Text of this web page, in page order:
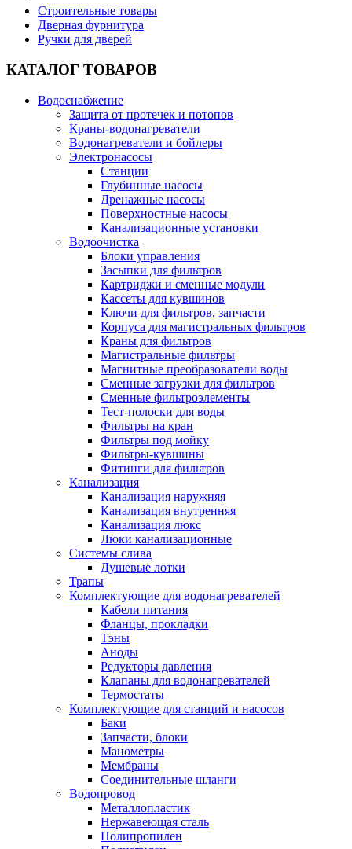
Строительные товары
Все для бани
Полезные статьи
Новости и Акции
Оплата и доставка
Сервис-центр
Адреса Сервис-центров
Условия возврата товара
Обмен и возврат товара
Вакансии
Строительные товары
Дверная фурнитура
Ручки для дверей
КАТАЛОГ ТОВАРОВ
Водоснабжение
Защита от протечек и потопов
Краны-водонагреватели
Водонагреватели и бойлеры
Электронасосы
Станции
Глубинные насосы
Дренажные насосы
Поверхностные насосы
Канализационные установки
Водоочистка
Блоки управления
Засыпки для фильтров
Картриджи и сменные модули
Кассеты для кувшинов
Ключи для фильтров, запчасти
Корпуса для магистральных фильтров
Краны для фильтров
Магистральные фильтры
Магнитные преобразователи воды
Сменные загрузки для фильтров
Сменные фильтроэлементы
Тест-полоски для воды
Фильтры на кран
Фильтры под мойку
Фильтры-кувшины
Фитинги для фильтров
Канализация
Канализация наружняя
Канализация внутренняя
Канализация люкс
Люки канализационные
Системы слива
Душевые лотки
Трапы
Комплектующие для водонагревателей
Кабели питания
Фланцы, прокладки
Тэны
Аноды
Редукторы давления
Клапаны для водонагревателей
Термостаты
Комплектующие для станций и насосов
Баки
Запчасти, блоки
Манометры
Мембраны
Соединительные шланги
Водопровод
Металлопластик
Нержавеющая сталь
Полипропилен